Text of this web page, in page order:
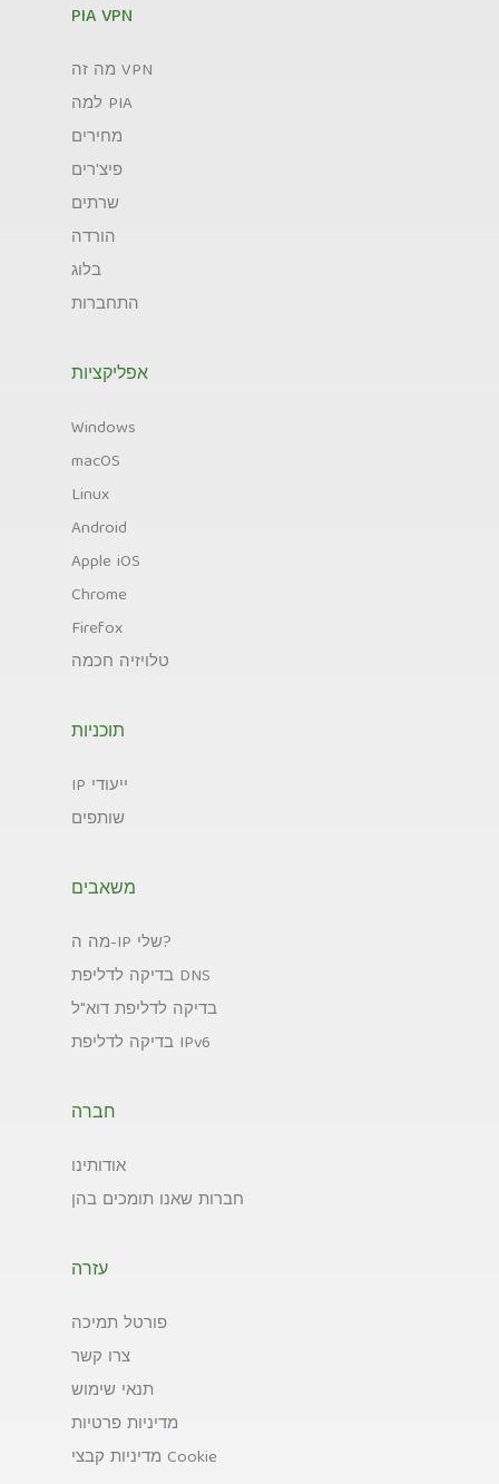
PIA VPN
מה זה VPN
למה PIA
מחירים
פיצ'רים
שרתים
הורדה
בלוג
התחברות
אפליקציות
Windows
macOS
Linux
Android
Apple iOS
Chrome
Firefox
טלויזיה חכמה
תוכניות
IP ייעודי
שותפים
משאבים
מה ה-IP שלי?
בדיקה לדליפת DNS
בדיקה לדליפת דוא"ל
בדיקה לדליפת IPv6
חברה
אודותינו
חברות שאנו תומכים בהן
עזרה
פורטל תמיכה
צרו קשר
תנאי שימוש
מדיניות פרטיות
מדיניות קבצי Cookie